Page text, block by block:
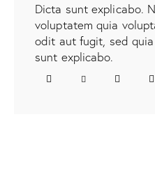
Dicta sunt explicabo.
voluptatem quia
odit aut fugit, sed
sunt explicabo.
facebook-twitter- dribble-